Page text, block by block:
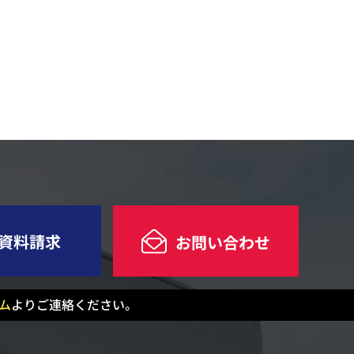
料請求 お問い合わせ
よりご連絡ください。